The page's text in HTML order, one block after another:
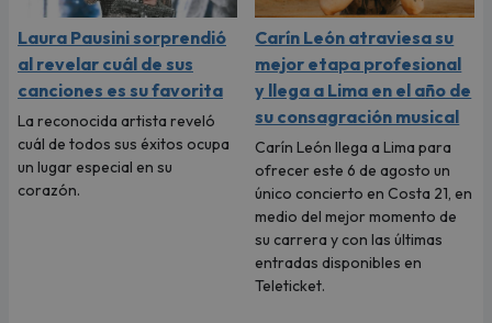
Laura Pausini sorprendió
al revelar cuál de sus
canciones es su favorita
La reconocida artista reveló
cuál de todos sus éxitos ocupa
un lugar especial en su
corazón.
Carín León atraviesa su
mejor etapa profesional
y llega a Lima en el año de
su consagración musical
Carín León llega a Lima para
ofrecer este 6 de agosto un
único concierto en Costa 21, en
medio del mejor momento de
su carrera y con las últimas
entradas disponibles en
Teleticket.